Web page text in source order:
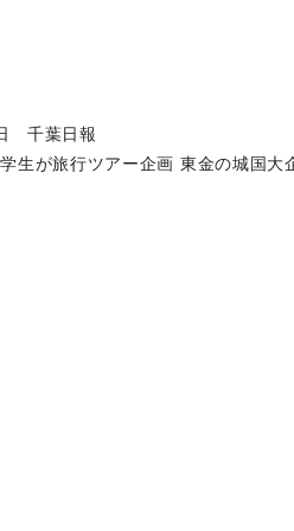
千葉日報
生が旅行ツアー企画 東金の城国大